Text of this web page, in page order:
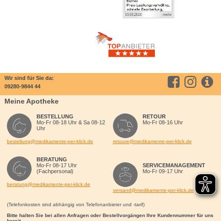
Wir sind für Sie da:
09280-9844 44
Meine Apotheke
BESTELLUNG
Mo-Fr 08-18 Uhr & Sa 08-12
Uhr
bestellung@medikamente-per-klick.de
BERATUNG
Mo-Fr 08-17 Uhr
(Fachpersonal)
beratung@medikamente-per-klick.de
RETOUR
Mo-Fr 08-16 Uhr
retoure@medikamente-per-klick.de
SERVICEMANAGEMENT
Mo-Fr 09-17 Uhr
versand@medikamente-per-klick.de
(Telefonkosten sind abhängig von Telefonanbieter und -tarif)
Bitte halten Sie bei allen Anfragen oder Bestellvorgängen Ihre Kundennummer für uns